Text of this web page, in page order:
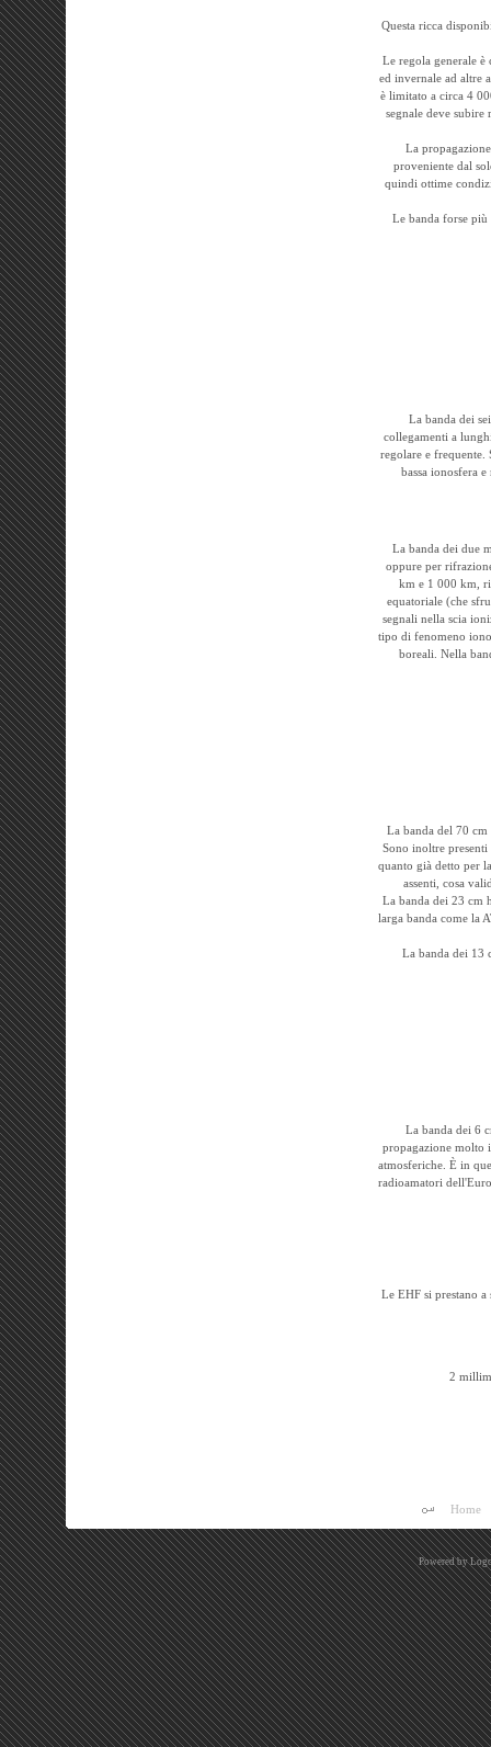
Questa ricca
Le regola generale è
ed invernale ad altre
è limitato a circa 4
segnale deve
La
proveniente dal
quindi ottime
Le banda forse
La banda dei
collegamenti a
regolare e
bassa ionosfera
La banda dei due
oppure per
km e 1 000 km,
equatoriale (che
segnali nella scia
tipo di fenomeno
boreali. Nella
La banda del 70
Sono inoltre
quanto già detto per
assenti, cosa
La banda dei 23 cm
larga banda come la
La banda dei 13
La banda dei 6
propagazione molto
atmosferiche. È in
radioamatori
Le EHF si prestano
2
Home
Powered by